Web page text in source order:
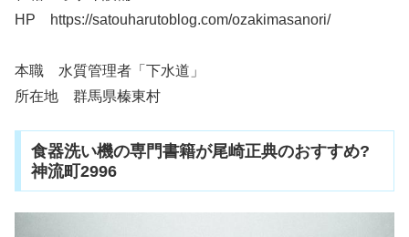
HP https://satouharutoblog.com/ozakimasanori/
本職 水質管理者「下水道」
所在地 群馬県榛東村
食器洗い機の専門書籍が尾崎正典のおすすめ?
神流町2996